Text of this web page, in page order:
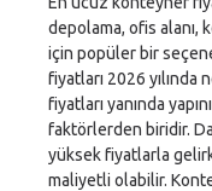
depolama, ofis alanı,
için popüler bir
fiyatları 2026 yılında
fiyatları yanında
faktörlerden biridir.
yüksek fiyatlarla
maliyetli olabilir.